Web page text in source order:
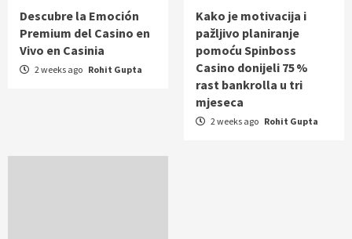
Descubre la Emoción
Premium del Casino en
Vivo en Casinia
2 weeks ago Rohit Gupta
Kako je motivacija i
pažljivo planiranje
pomoću Spinboss
Casino donijeli 75 %
rast bankrolla u tri
mjeseca
2 weeks ago Rohit Gupta